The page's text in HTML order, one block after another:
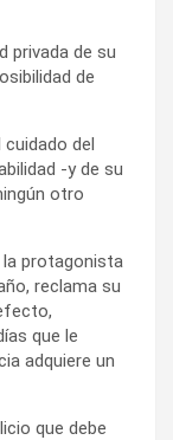
privada de su
de
del
-y de su
otro
la protagonista
reclama su
que le
adquiere un
que debe